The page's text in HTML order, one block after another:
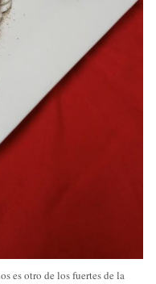
es otro de los fuertes de la